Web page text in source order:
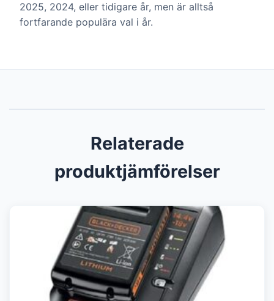
2025, 2024, eller tidigare år, men är alltså
fortfarande populära val i år.
Relaterade
produktjämförelser